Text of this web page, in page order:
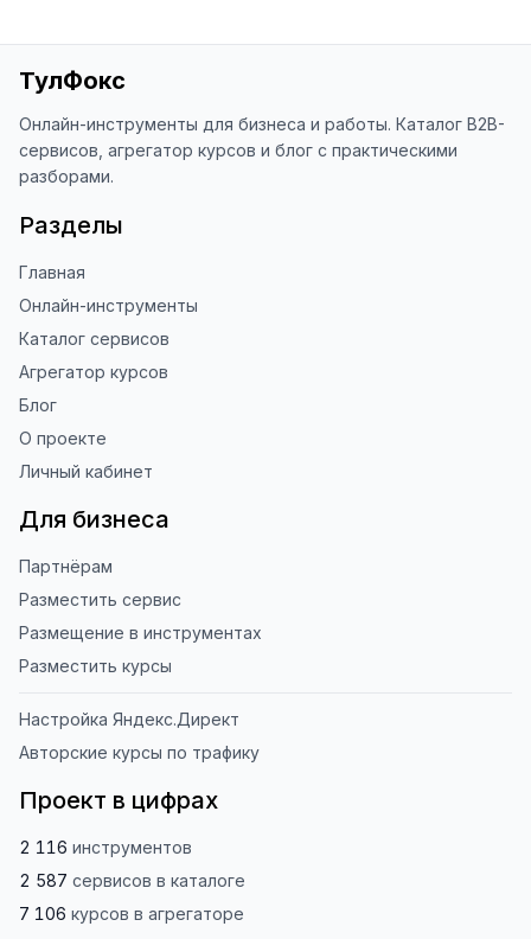
наши инструменты!
Благодарю за доверие и
использование ToolFox! 🚀
ТулФокс
Онлайн-инструменты для бизнеса и работы. Каталог B2B-
сервисов, агрегатор курсов и блог с практическими
разборами.
Разделы
Главная
Онлайн-инструменты
Каталог сервисов
Агрегатор курсов
Блог
О проекте
Личный кабинет
Для бизнеса
Партнёрам
Разместить сервис
Размещение в инструментах
Разместить курсы
Настройка Яндекс.Директ
Авторские курсы по трафику
Проект в цифрах
2 116 инструментов
2 587 сервисов в каталоге
7 106 курсов в агрегаторе